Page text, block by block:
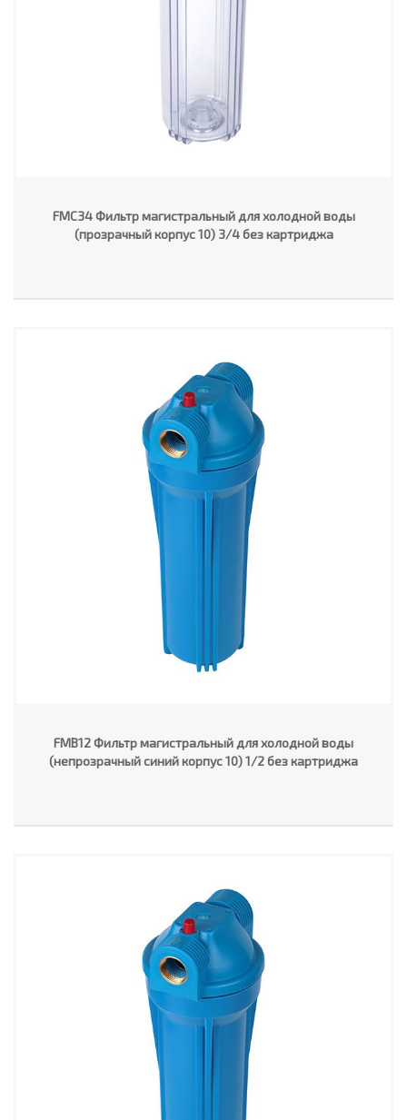
FMC34 Фильтр магистральный для холодной воды
(прозрачный корпус 10) 3/4 без картриджа
FMB12 Фильтр магистральный для холодной воды
(непрозрачный синий корпус 10) 1/2 без картриджа